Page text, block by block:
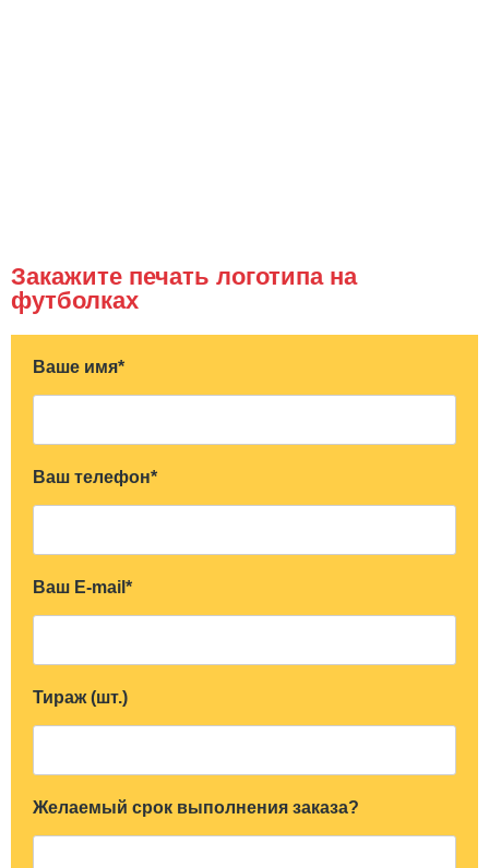
Закажите печать логотипа на
футболках
Ваше имя*
Ваш телефон*
Ваш E-mail*
Тираж (шт.)
Желаемый срок выполнения заказа?